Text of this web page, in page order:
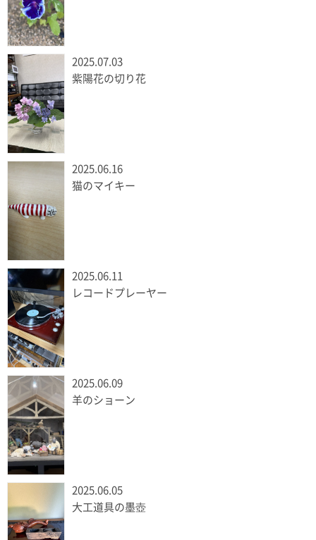
2025.07.03
紫陽花の切り花
2025.06.16
猫のマイキー
2025.06.11
レコードプレーヤー
2025.06.09
羊のショーン
2025.06.05
大工道具の墨壺